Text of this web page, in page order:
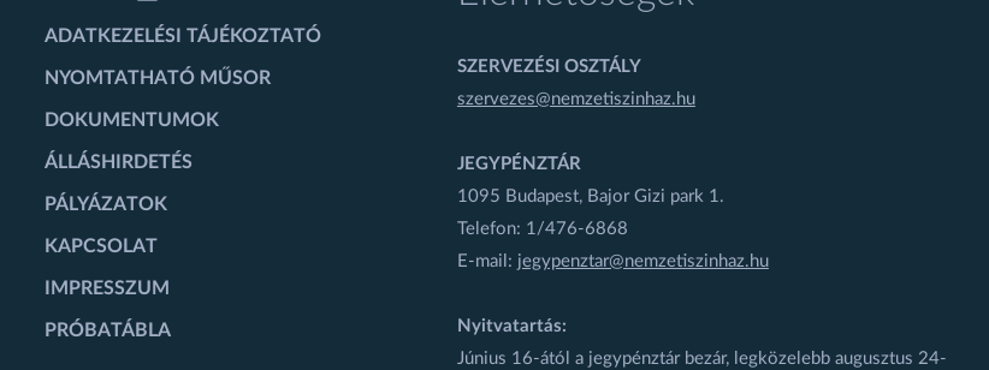
ADATKEZELÉSI TÁJÉKOZTATÓ
NYOMTATHATÓ MŰSOR
DOKUMENTUMOK
ÁLLÁSHIRDETÉS
PÁLYÁZATOK
KAPCSOLAT
IMPRESSZUM
PRÓBATÁBLA
SZERVEZÉSI OSZTÁLY
szervezes@nemzetiszinhaz.hu
JEGYPÉNZTÁR
1095 Budapest, Bajor Gizi park 1.
Telefon: 1/476-6868
E-mail: jegypenztar@nemzetiszinhaz.hu
Nyitvatartás:
Június 16-ától a jegypénztár bezár, legközelebb augusztus 24-